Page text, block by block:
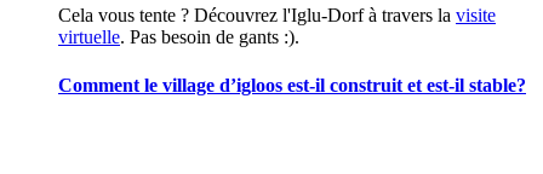
Cela vous tente ? Découvrez l'Iglu-Dorf à travers la visite
virtuelle. Pas besoin de gants :).
Comment le village d’igloos est-il construit et est-il stable?